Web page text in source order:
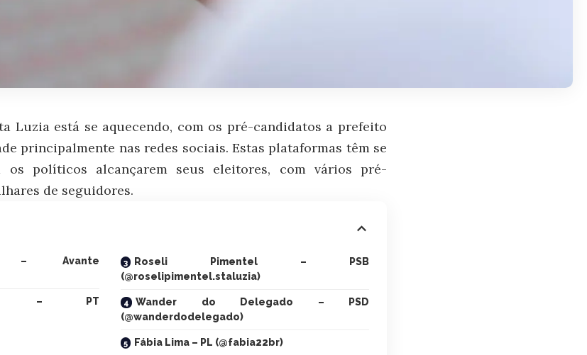
Luzia está se aquecendo, com os pré-candidatos a prefeito
principalmente nas redes sociais. Estas plataformas têm se
os políticos alcançarem seus eleitores, com vários pré-
de seguidores.
– Avante
– PT
Roseli Pimentel – PSB
(@roselipimentel.staluzia)
Wander do Delegado – PSD
(@wanderdodelegado)
Fábia Lima – PL (@fabia22br)